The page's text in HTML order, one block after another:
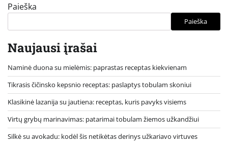
Paieška
Paieška
Naujausi įrašai
Naminė duona su mielėmis: paprastas receptas kiekvienam
Tikrasis čičinsko kepsnio receptas: paslaptys tobulam skoniui
Klasikinė lazanija su jautiena: receptas, kuris pavyks visiems
Virtų grybų marinavimas: patarimai tobulam žiemos užkandžiui
Silkė su avokadu: kodėl šis netikėtas derinys užkariavo virtuves